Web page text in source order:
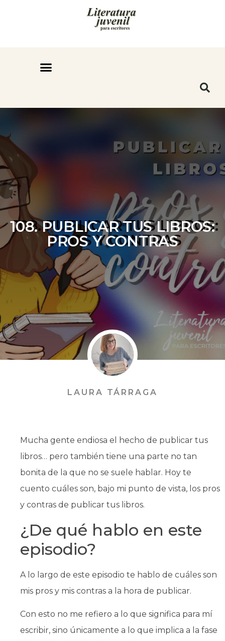
108. PUBLICAR TUS LIBROS:
PROS Y CONTRAS
LAURA TÁRRAGA
Mucha gente endiosa el hecho de publicar tus
libros… pero también tiene una parte no tan
bonita de la que no se suele hablar. Hoy te
cuento cuáles son, bajo mi punto de vista, los pros
y contras de publicar tus libros.
¿De qué hablo en este
episodio?
A lo largo de este episodio te hablo de cuáles son
mis pros y mis contras a la hora de publicar.
Con esto no me refiero a lo que significa para mí
escribir, sino únicamente a lo que implica a la fase